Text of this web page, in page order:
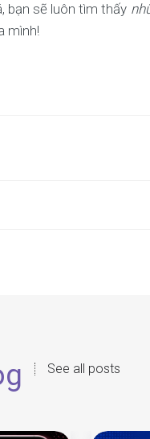
bạn sẽ luôn tìm thấy
mình!
See all posts